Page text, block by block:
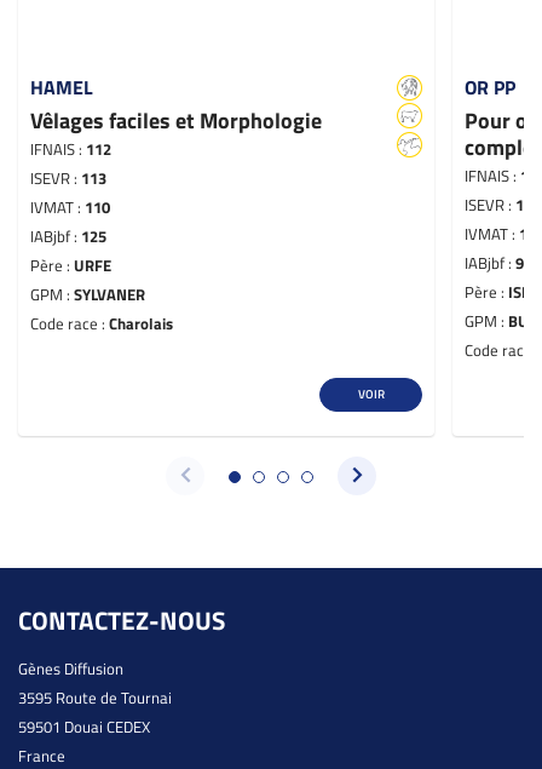
HAMEL
Vêlages faciles et Morphologie
IFNAIS : 112
ISEVR : 113
IVMAT : 110
IABjbf : 125
Père : URFE
GPM : SYLVANER
Code race : Charolais
VOIR
OR PP
Pour
IFNAIS :
ISEVR : 111
IVMAT :
IABjbf :97
Père :
GPM :
Code race
CONTACTEZ-NOUS
Gènes Diffusion
3595 Route de Tournai
59501 Douai CEDEX
France